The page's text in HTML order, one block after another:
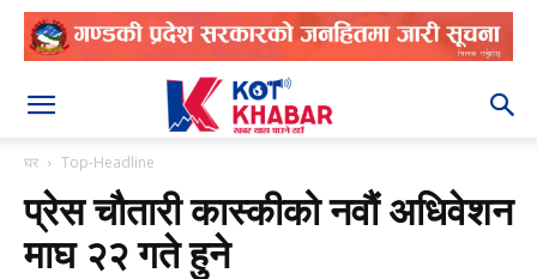
घर Top-Headline
प्रेस चौतारी कास्कीको नवौं अधिवेशन
माघ २२ गते हुने